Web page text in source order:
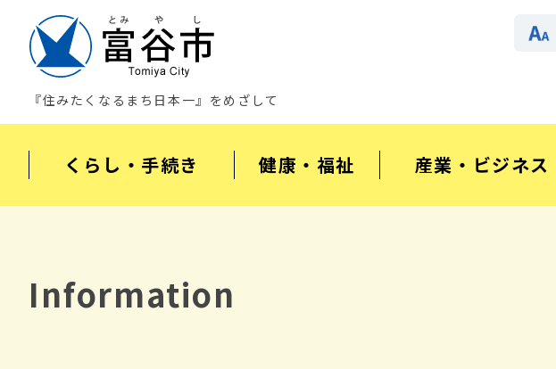
『住みたくなるまち日本一』をめざして
くらし・手続き 健康・福祉 産業・ビジネス
Information